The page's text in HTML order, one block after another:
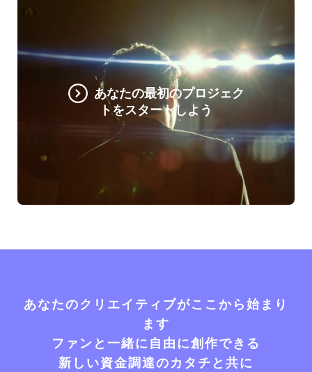
あなたの最初のプロジェク
トをスタートしよう
あなたのクリエイティブがここから始まり
ます
ファンと一緒に自由に創作できる
新しい資金調達のカタチと共に